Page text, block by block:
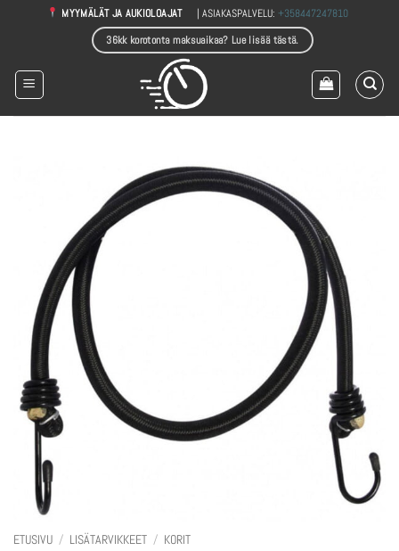
MYYMÄLÄT JA AUKIOLOAJAT | ASIAKASPALVELU:+358447247810
36kk korotonta maksuaikaa? Lue lisää tästä.
ETUSIVU / LISÄTARVIKKEET / KORIT